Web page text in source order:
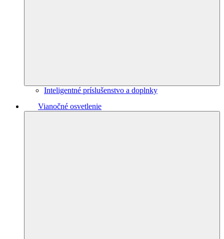
Inteligentné príslušenstvo a doplnky
Vianočné osvetlenie